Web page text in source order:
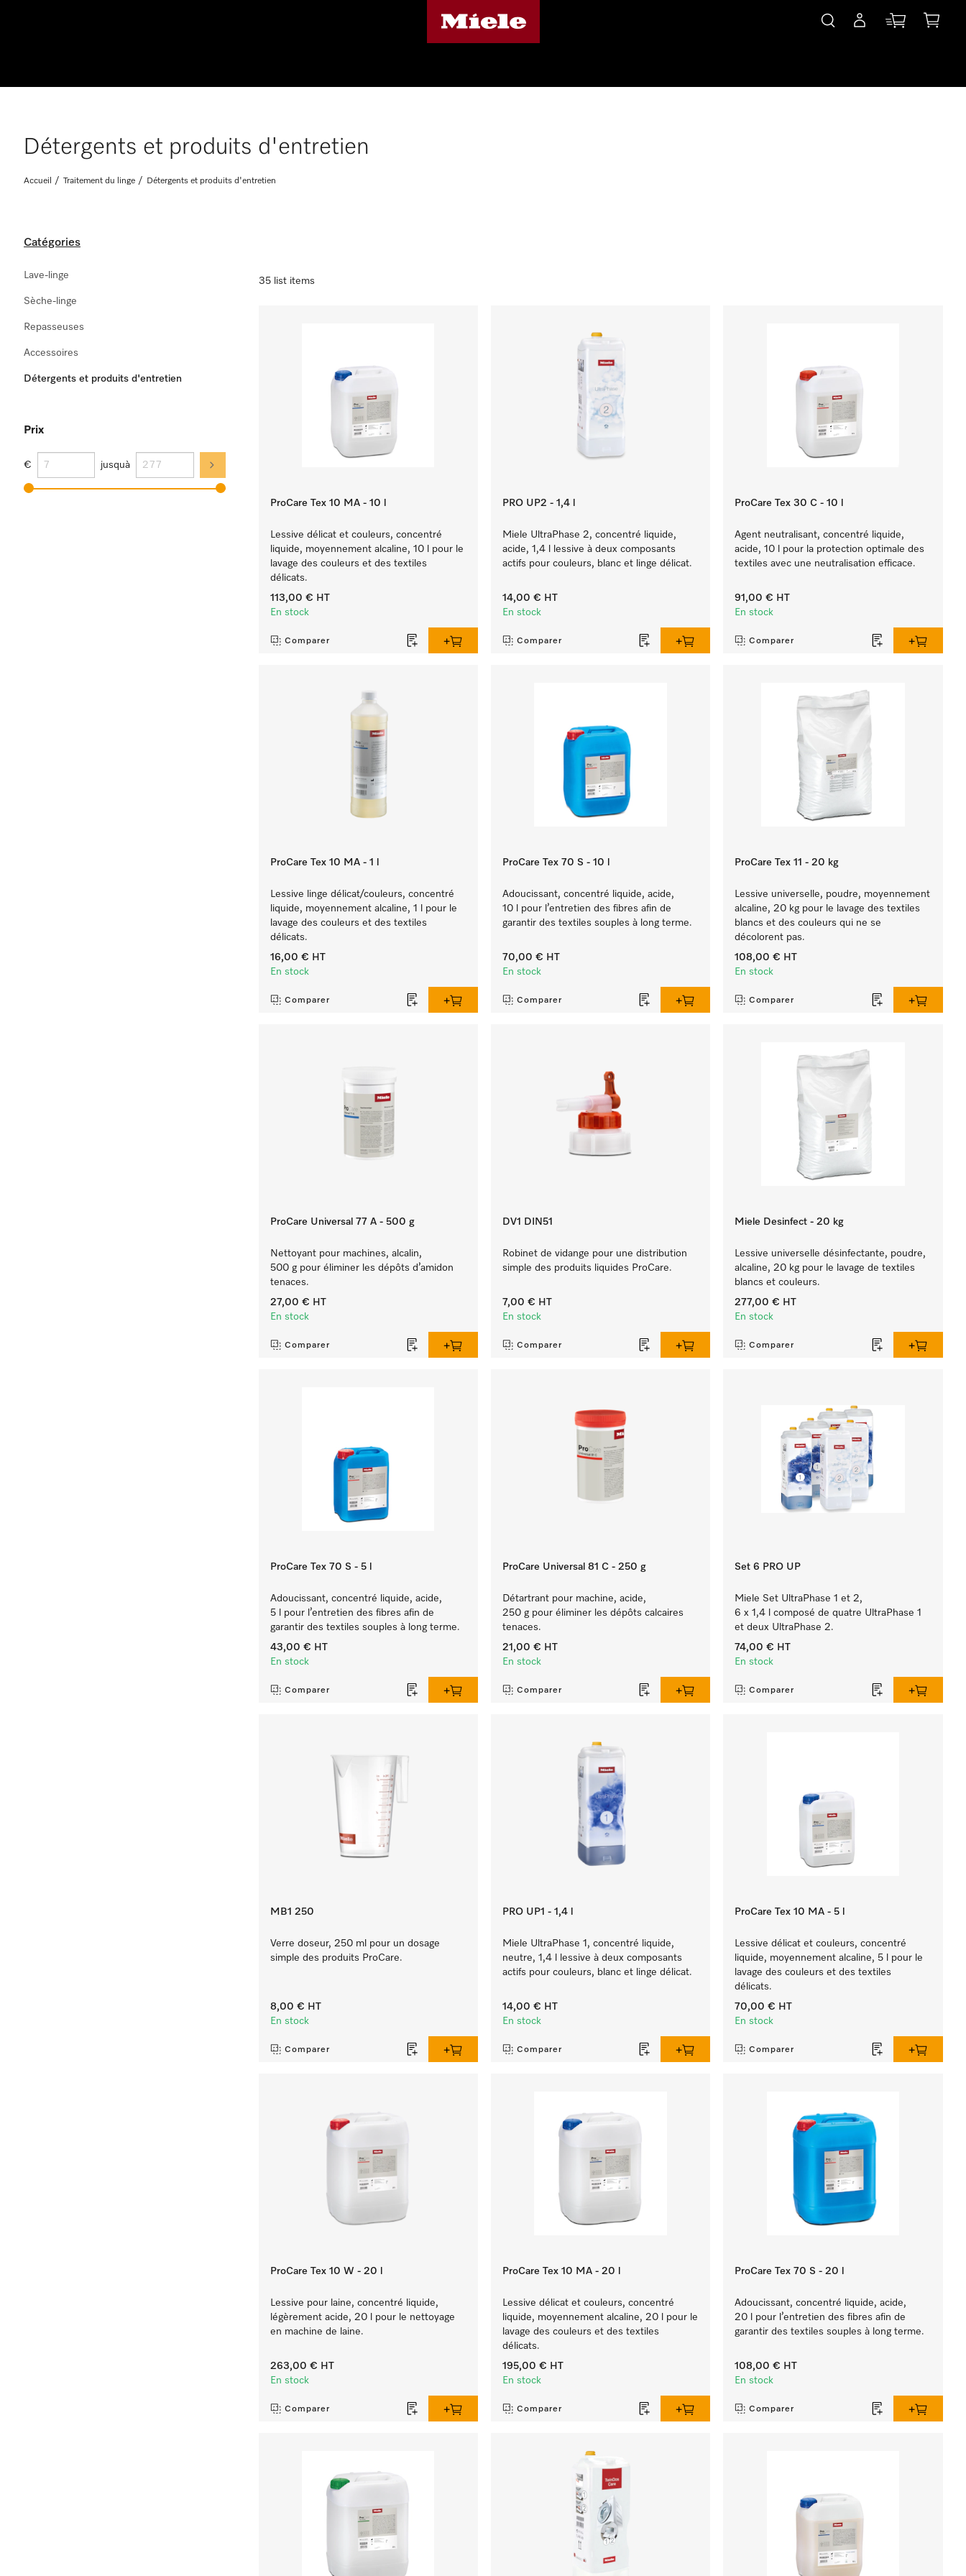
Détergents et produits d'entretien
Accueil Traitement du linge Détergents et produits d'entretien
35 list items
ProCare Tex 10 MA - 10 l
Lessive délicat et couleurs, concentré
liquide, moyennement alcaline, 10 l pour le
lavage des couleurs et des textiles
délicats.
113,00 € HT
En stock
Comparer
PRO UP2 - 1,4 l
Miele UltraPhase 2, concentré liquide,
acide, 1,4 l lessive à deux composants
actifs pour couleurs, blanc et linge délicat.
14,00 € HT
En stock
Comparer
ProCare Tex 30 C - 10 l
Agent neutralisant, concentré liquide,
acide, 10 l pour la protection optimale des
textiles avec une neutralisation efficace.
91,00 € HT
En stock
Comparer
ProCare Tex 10 MA - 1 l
Lessive linge délicat/couleurs, concentré
liquide, moyennement alcaline, 1 l pour le
lavage des couleurs et des textiles
délicats.
16,00 € HT
En stock
Comparer
ProCare Tex 70 S - 10 l
Adoucissant, concentré liquide, acide,
10 l pour l’entretien des fibres afin de
garantir des textiles souples à long terme.
70,00 € HT
En stock
Comparer
ProCare Tex 11 - 20 kg
Lessive universelle, poudre, moyennement
alcaline, 20 kg pour le lavage des textiles
blancs et des couleurs qui ne se
décolorent pas.
108,00 € HT
En stock
Comparer
ProCare Universal 77 A - 500 g
Nettoyant pour machines, alcalin,
500 g pour éliminer les dépôts d’amidon
tenaces.
27,00 € HT
En stock
Comparer
DV1 DIN51
Robinet de vidange pour une distribution
simple des produits liquides ProCare.
7,00 € HT
En stock
Comparer
Miele Desinfect - 20 kg
Lessive universelle désinfectante, poudre,
alcaline, 20 kg pour le lavage de textiles
blancs et couleurs.
277,00 € HT
En stock
Comparer
ProCare Tex 70 S - 5 l
Adoucissant, concentré liquide, acide,
5 l pour l’entretien des fibres afin de
garantir des textiles souples à long terme.
43,00 € HT
En stock
Comparer
ProCare Universal 81 C - 250 g
Détartrant pour machine, acide,
250 g pour éliminer les dépôts calcaires
tenaces.
21,00 € HT
En stock
Comparer
Set 6 PRO UP
Miele Set UltraPhase 1 et 2,
6 x 1,4 l composé de quatre UltraPhase 1
et deux UltraPhase 2.
74,00 € HT
En stock
Comparer
MB1 250
Verre doseur, 250 ml pour un dosage
simple des produits ProCare.
8,00 € HT
En stock
Comparer
PRO UP1 - 1,4 l
Miele UltraPhase 1, concentré liquide,
neutre, 1,4 l lessive à deux composants
actifs pour couleurs, blanc et linge délicat.
14,00 € HT
En stock
Comparer
ProCare Tex 10 MA - 5 l
Lessive délicat et couleurs, concentré
liquide, moyennement alcaline, 5 l pour le
lavage des couleurs et des textiles
délicats.
70,00 € HT
En stock
Comparer
ProCare Tex 10 W - 20 l
Lessive pour laine, concentré liquide,
légèrement acide, 20 l pour le nettoyage
en machine de laine.
263,00 € HT
En stock
Comparer
ProCare Tex 10 MA - 20 l
Lessive délicat et couleurs, concentré
liquide, moyennement alcaline, 20 l pour le
lavage des couleurs et des textiles
délicats.
195,00 € HT
En stock
Comparer
ProCare Tex 70 S - 20 l
Adoucissant, concentré liquide, acide,
20 l pour l’entretien des fibres afin de
garantir des textiles souples à long terme.
108,00 € HT
En stock
Comparer
Catégories
Lave-linge
Sèche-linge
Repasseuses
Accessoires
Détergents et produits d'entretien
Prix
€ jusquà